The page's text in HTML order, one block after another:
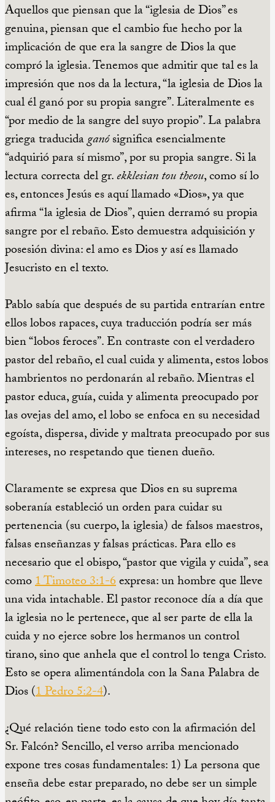
Aquellos que piensan que la “iglesia de Dios” es
genuina, piensan que el cambio fue hecho por la
implicación de que era la sangre de Dios la que
compró la iglesia. Tenemos que admitir que tal es la
impresión que nos da la lectura, “la iglesia de Dios la
cual él ganó por su propia sangre”. Literalmente es
“por medio de la sangre del suyo propio”. La palabra
griega traducidaganósignifica esencialmente
“adquirió para sí mismo”, por su propia sangre. Si la
lectura correcta del gr.ekklesian tou theou, como sí lo
es, entonces Jesús es aquí llamado «Dios», ya que
afirma “la iglesia de Dios”, quien derramó su propia
sangre por el rebaño. Esto demuestra adquisición y
posesión divina: el amo es Dios y así es llamado
Jesucristo en el texto.
Pablo sabía que después de su partida entrarían entre
ellos lobos rapaces, cuya traducción podría ser más
bien “lobos feroces”. En contraste con el verdadero
pastor del rebaño, el cual cuida y alimenta, estos lobos
hambrientos no perdonarán al rebaño. Mientras el
pastor educa, guía, cuida y alimenta preocupado por
las ovejas del amo, el lobo se enfoca en su necesidad
egoísta, dispersa, divide y maltrata preocupado por sus
intereses, no respetando que tienen dueño.
Claramente se expresa que Dios en su suprema
soberanía estableció un orden para cuidar su
pertenencia (su cuerpo, la iglesia) de falsos maestros,
falsas enseñanzas y falsas prácticas. Para ello es
necesario que el obispo, “pastor que vigila y cuida”, sea
como1 Timoteo 3:1-6expresa: un hombre que lleve
una vida intachable. El pastor reconoce día a día que
la iglesia no le pertenece, que al ser parte de ella la
cuida y no ejerce sobre los hermanos un control
tirano, sino que anhela que el control lo tenga Cristo.
Esto se opera alimentándola con la Sana Palabra de
Dios (1 Pedro 5:2-4).
¿Qué relación tiene todo esto con la afirmación del
Sr. Falcón? Sencillo, el verso arriba mencionado
expone tres cosas fundamentales: 1) La persona que
enseña debe estar preparado, no debe ser un simple